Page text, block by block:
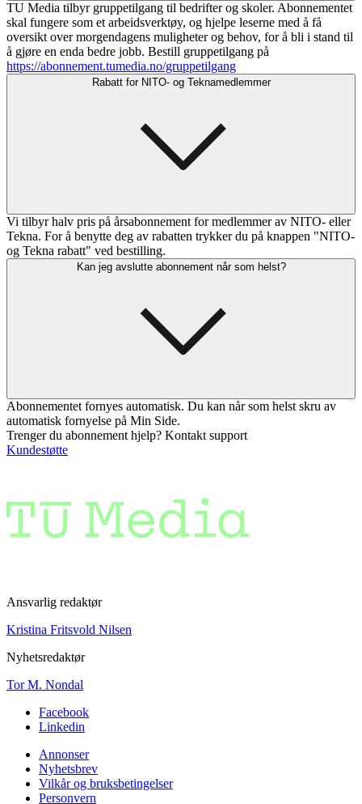
TU Media tilbyr gruppetilgang til bedrifter og skoler. Abonnementet
skal fungere som et arbeidsverktøy, og hjelpe leserne med å få
oversikt over morgendagens muligheter og behov, for å bli i stand til
å gjøre en enda bedre jobb. Bestill gruppetilgang på
https://abonnement.tumedia.no/gruppetilgang
Rabatt for NITO- og Teknamedlemmer
Vi tilbyr halv pris på årsabonnement for medlemmer av NITO- eller
Tekna. For å benytte deg av rabatten trykker du på knappen "NITO-
og Tekna rabatt" ved bestilling.
Kan jeg avslutte abonnement når som helst?
Abonnementet fornyes automatisk. Du kan når som helst skru av
automatisk fornyelse på Min Side.
Trenger du abonnement hjelp? Kontakt support
Kundestøtte
Ansvarlig redaktør
Kristina Fritsvold Nilsen
Nyhetsredaktør
Tor M. Nondal
Facebook
Linkedin
Annonser
Nyhetsbrev
Vilkår og bruksbetingelser
Personvern